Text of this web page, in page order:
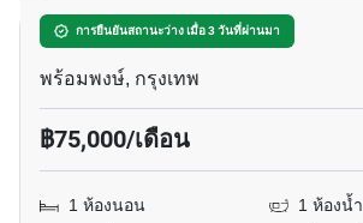
การยืนยันสถานะว่าง เมื่อ 3 วันที่ผ่านมา
ดิ เอสเทลล์ พร้อมพงษ์
พร้อมพงษ์, กรุงเทพ
฿75,000/เดือน
1 ห้องนอน
1 ห้องน้ำ